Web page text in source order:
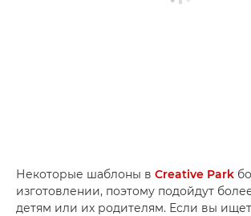
Некоторые шаблоны в Creative Park
изготовлении, поэтому подойдут
детям или их родителям. Если вы